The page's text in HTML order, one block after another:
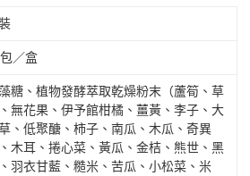
／盒
糖、植物發酵萃取乾燥粉末（蘆筍、草
無花果、伊予館柑橘、薑黃、李子、大
、低聚醣、柿子、南瓜、木瓜、奇異
木耳、捲心菜、黃瓜、金桔、熊世、黑
羽衣甘藍、糙米、苦瓜、小松菜、米